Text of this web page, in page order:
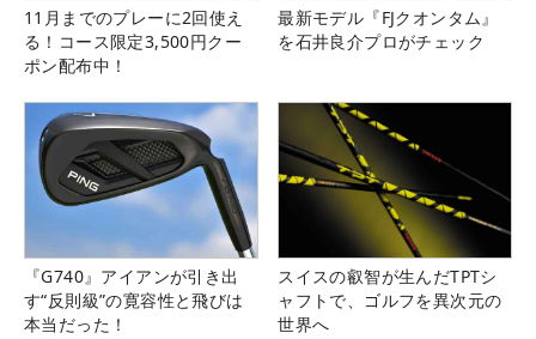
11月までのプレーに2回使え
る！コース限定3,500円クー
ポン配布中！
最新モデル『FJクオンタム』
を石井良介プロがチェック
『G740』アイアンが引き出
す“反則級”の寛容性と飛びは
本当だった！
スイスの叡智が生んだTPTシ
ャフトで、ゴルフを異次元の
世界へ